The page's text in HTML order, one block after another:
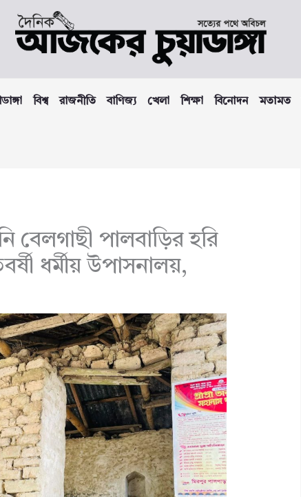
বিশ্ব রাজনীতি বাণিজ্য খেলা শিক্ষা বিনোদন মতামত
বেলগাছী পালবাড়ির হরি
ধর্মীয় উপাসনালয়,